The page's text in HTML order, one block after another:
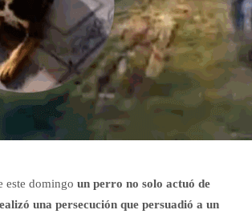
este domingoun perro no solo actuó de
una persecución que persuadió a un